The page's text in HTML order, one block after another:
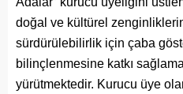
doğal ve kültürel
sürdürülebilirlik için çaba
bilinçlenmesine katkı
yürütmektedir. Kurucu üye